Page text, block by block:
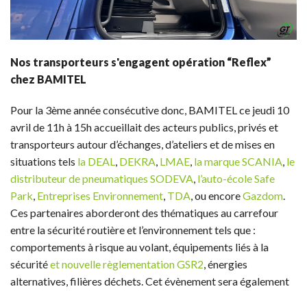
Nos transporteurs s'engagent opération “Reflex”
chez BAMITEL
Pour la 3ème année consécutive donc, BAMITEL ce jeudi 10
avril de 11h à 15h accueillait des acteurs publics, privés et
transporteurs autour d’échanges, d’ateliers et de mises en
situations tels la DEAL, DEKRA, LMAE, la marque SCANIA, le
distributeur de pneumatiques SODEVA, l’auto-école Safe
Park, Entreprises Environnement, TDA, ou encoreGazdom.
Ces partenaires aborderont des thématiques au carrefour
entre la sécurité routière et l’environnement tels que :
comportements à risque au volant, équipements liés à la
sécuritéet nouvelle règlementation GSR2, énergies
alternatives, filières déchets. Cet évènement sera également